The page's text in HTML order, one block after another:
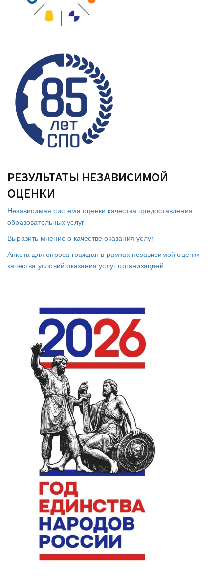
РЕЗУЛЬТАТЫ НЕЗАВИСИМОЙ
ОЦЕНКИ
Независимая система оценки качества предоставления
образовательных услуг
Выразить мнение о качестве оказания услуг
Анкета для опроса граждан в рамках независимой оценки
качества условий оказания услуг организацией